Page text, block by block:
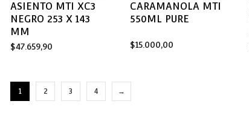
ASIENTO MTI XC3
NEGRO 253 X 143
MM
$47.659,90
CARAMANOLA MTI
550ML PURE
$15.000,00
1 2 3 4 →